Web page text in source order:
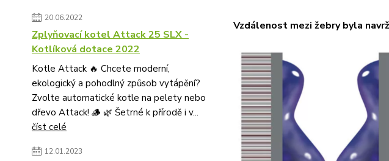
20.06.2022
Zplyňovací kotel Attack 25 SLX -
Kotlíková dotace 2022
Kotle Attack 🔥 Chcete moderní,
ekologický a pohodlný způsob vytápění?
Zvolte automatické kotle na pelety nebo
dřevo Attack! 🪵 🌿 Šetrné k přírodě i v...
číst celé
12.01.2023
Vzdálenost mezi žebry byla